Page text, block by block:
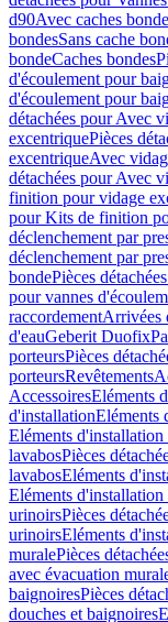
d90Avec caches
bondesSans cache
bondeCaches bondes
d'écoulement pour
d'écoulement pour
détachées pour Avec
excentriquePièces
excentriqueAvec
détachées pour Avec
finition pour vidage
pour Kits de finition
déclenchement par
déclenchement par
bondePièces
pour vannes
raccordementArrivées
d'eauGeberit Duofix
porteursPièces
porteursRevêtements
AccessoiresEléments
d'installationEléments
Eléments
lavabosPièces
lavabosEléments
Eléments
urinoirsPièces
urinoirsEléments
muralePièces
avec évacuation
baignoiresPièces
douches et baignoires